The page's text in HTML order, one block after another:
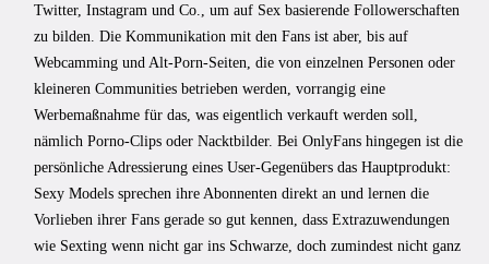
Twitter, Instagram und Co., um auf Sex basierende Followerschaften
zu bilden. Die Kommunikation mit den Fans ist aber, bis auf
Webcamming und Alt-Porn-Seiten, die von einzelnen Personen oder
kleineren Communities betrieben werden, vorrangig eine
Werbemaßnahme für das, was eigentlich verkauft werden soll,
nämlich Porno-Clips oder Nacktbilder. Bei OnlyFans hingegen ist die
persönliche Adressierung eines User-Gegenübers das Hauptprodukt:
Sexy Models sprechen ihre Abonnenten direkt an und lernen die
Vorlieben ihrer Fans gerade so gut kennen, dass Extrazuwendungen
wie Sexting wenn nicht gar ins Schwarze, doch zumindest nicht ganz